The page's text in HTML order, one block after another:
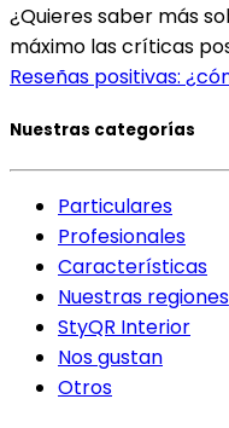
¿Quieres saber más
máximo las críticas
Reseñas positivas:
Nuestras categorías
Particulares
Profesionales
Características
Nuestras regiones
StyQR Interior
Nos gustan
Otros